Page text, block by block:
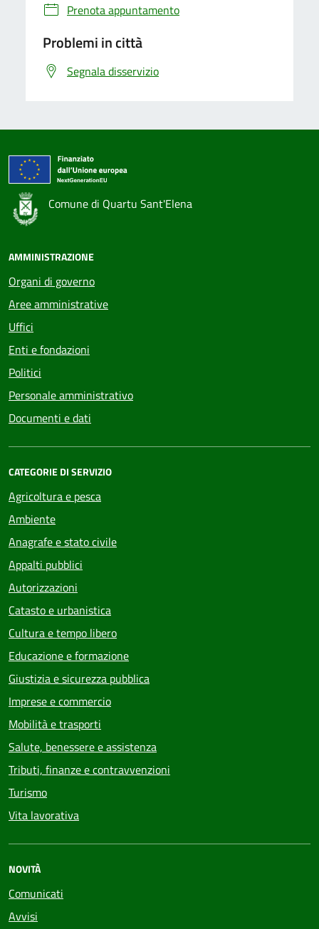
Prenota appuntamento
Problemi in città
Segnala disservizio
Comune di Quartu Sant'Elena
AMMINISTRAZIONE
Organi di governo
Aree amministrative
Uffici
Enti e fondazioni
Politici
Personale amministrativo
Documenti e dati
CATEGORIE DI SERVIZIO
Agricoltura e pesca
Ambiente
Anagrafe e stato civile
Appalti pubblici
Autorizzazioni
Catasto e urbanistica
Cultura e tempo libero
Educazione e formazione
Giustizia e sicurezza pubblica
Imprese e commercio
Mobilità e trasporti
Salute, benessere e assistenza
Tributi, finanze e contravvenzioni
Turismo
Vita lavorativa
NOVITÀ
Comunicati
Avvisi